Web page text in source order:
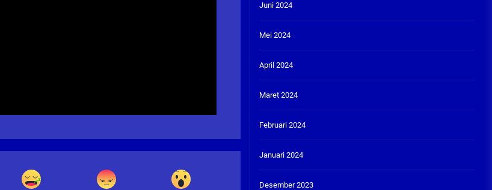
Juni 2024
Mei 2024
April 2024
Maret 2024
Februari 2024
Januari 2024
Desember 2023